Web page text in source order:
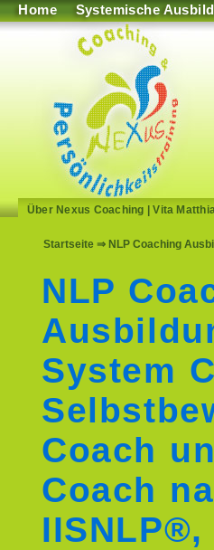
Home Systemische
Über Nexus Coaching |Vita
Startseite ⇒ NLP Coaching
NLP
System
Coach
Coach
IISNLP®,